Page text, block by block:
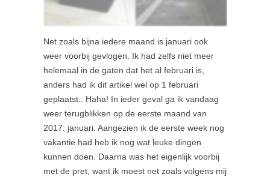
Net zoals bijna iedere maand is januari ook
weer voorbij gevlogen. Ik had zelfs niet meer
helemaal in de gaten dat het al februari is,
anders had ik dit artikel wel op 1 februari
geplaatst.. Haha! In ieder geval ga ik vandaag
weer terugblikken op de eerste maand van
2017: januari. Aangezien ik de eerste week nog
vakantie had heb ik nog wat leuke dingen
kunnen doen. Daarna was het eigenlijk voorbij
met de pret, want ik moest net zoals volgens mij